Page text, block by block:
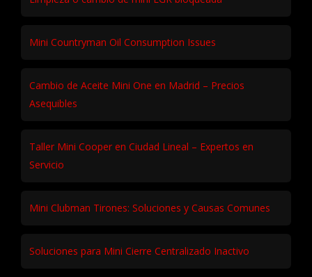
Mini Countryman Oil Consumption Issues
Cambio de Aceite Mini One en Madrid – Precios
Asequibles
Taller Mini Cooper en Ciudad Lineal – Expertos en
Servicio
Mini Clubman Tirones: Soluciones y Causas Comunes
Soluciones para Mini Cierre Centralizado Inactivo